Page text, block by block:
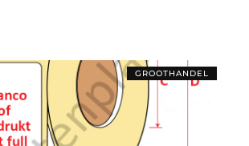
GROOTHANDEL